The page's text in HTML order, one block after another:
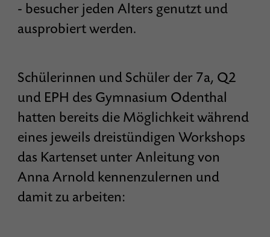
- besucher jeden Alters genutzt und
ausprobiert werden.
Schülerinnen und Schüler der 7a, Q2
und EPH des Gymnasium Odenthal
hatten bereits die Möglichkeit während
eines jeweils dreistündigen Workshops
das Kartenset unter Anleitung von
Anna Arnold kennenzulernen und
damit zu arbeiten: